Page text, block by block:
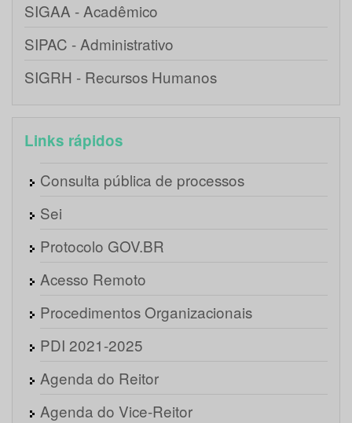
SIGAA - Acadêmico
SIPAC - Administrativo
SIGRH - Recursos Humanos
Links rápidos
Consulta pública de processos
Sei
Protocolo GOV.BR
Acesso Remoto
Procedimentos Organizacionais
PDI 2021-2025
Agenda do Reitor
Agenda do Vice-Reitor